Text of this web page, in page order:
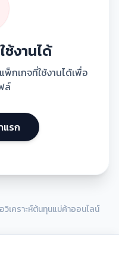
ช้งานได้
กเกจที่ใช้งานได้เพื่อ
ล์
แรก
เคราะห์ต้นทุนแม่ค้าออนไลน์